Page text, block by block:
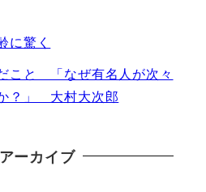
に驚く
こと 「なぜ有名人が次々
？」 大村大次郎
アーカイブ